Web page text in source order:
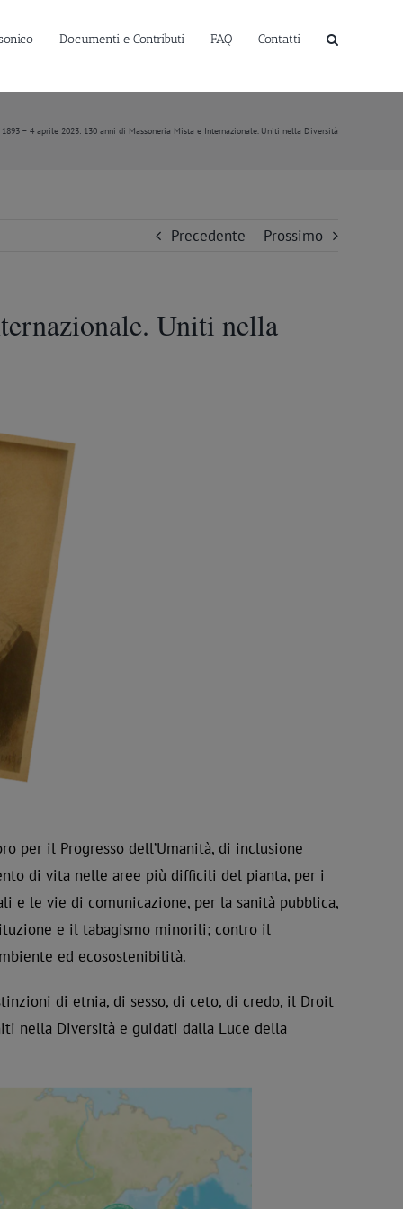
Documenti e Contributi FAQ Contatti
– 4 aprile 2023: 130 anni di Massoneria Mista e Internazionale. Uniti nella Diversità
Precedente Prossimo
Uniti nella
per il Progresso dell’Umanità, di inclusione
di vita nelle aree più difficili del pianta, per i
e le vie di comunicazione, per la sanità pubblica,
e il tabagismo minorili; contro il
ed ecosostenibilità.
di etnia, di sesso, di ceto, di credo, il Droit
nella Diversità e guidati dalla Luce della